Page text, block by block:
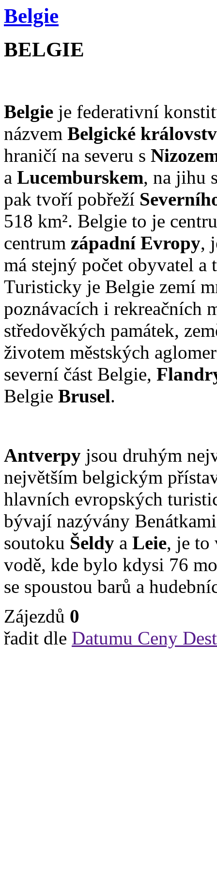
Belgie
BELGIE
Belgie je federativní
názvem Belgické
hraničí na severu s
a Lucemburskem, na jihu
pak tvoří pobřeží
518 km². Belgie to je
centrum západní Evropy,
má stejný počet obyvatel
Turisticky je Belgie zemí
poznávacích i rekreačních
středověkých památek,
životem městských
severní část Belgie,
Belgie Brusel.
Antverpy jsou druhým
největším belgickým
hlavních evropských
bývají nazývány
soutoku Šeldy a Leie, je to
vodě, kde bylo kdysi 76
se spoustou barů a
Zájezdů 0
řadit dle Datumu Ceny